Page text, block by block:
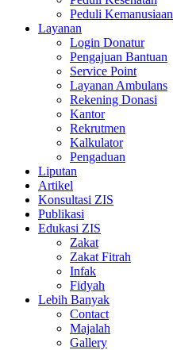
Peduli Kemanusiaan
Layanan
Login Donatur
Pengajuan Bantuan
Service Point
Layanan Ambulans
Rekening Donasi
Kantor
Rekrutmen
Kalkulator
Pengaduan
Liputan
Artikel
Konsultasi ZIS
Publikasi
Edukasi ZIS
Zakat
Zakat Fitrah
Infak
Fidyah
Lebih Banyak
Contact
Majalah
Gallery